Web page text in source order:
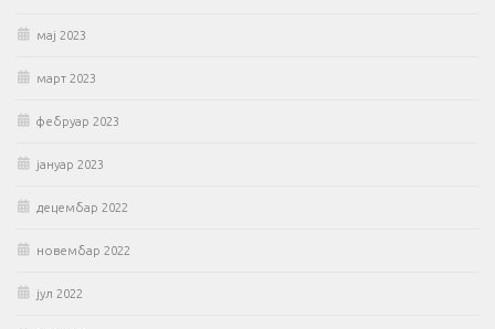
мај 2023
март 2023
фебруар 2023
јануар 2023
децембар 2022
новембар 2022
јул 2022